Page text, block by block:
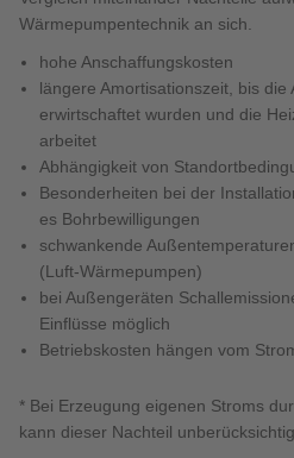
Wärmepumpentechnik an sich.
hohe Anschaffungskosten
längere Amortisationszeit, bis
erwirtschaftet wurden und die
arbeitet
Abhängigkeit von
Besonderheiten bei der
es Bohrbewilligungen
schwankende
(Luft-Wärmepumpen)
bei Außengeräten
Einflüsse möglich
Betriebskosten hängen vom
* Bei Erzeugung eigenen Stroms
kann dieser Nachteil